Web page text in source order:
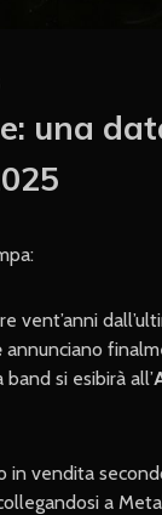
una
vent’anni
annunciano
si esibirà all’
in vendita
a